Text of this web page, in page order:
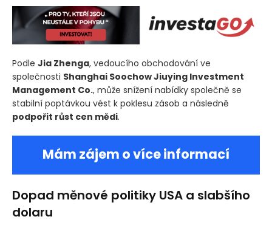
Podle Jia Zhenga, vedoucího obchodování ve
společnosti Shanghai Soochow Jiuying Investment
Management Co., může snížení nabídky společně se
stabilní poptávkou vést k poklesu zásob a následně
podpořit růst cen mědi.
Mám zájem o více informací
Dopad měnové politiky USA a slabšího
dolaru